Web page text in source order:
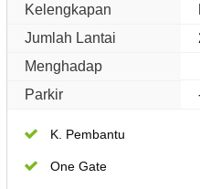
Kelengkapan
Jumlah Lantai
Menghadap
Parkir
K. Pembantu
One Gate